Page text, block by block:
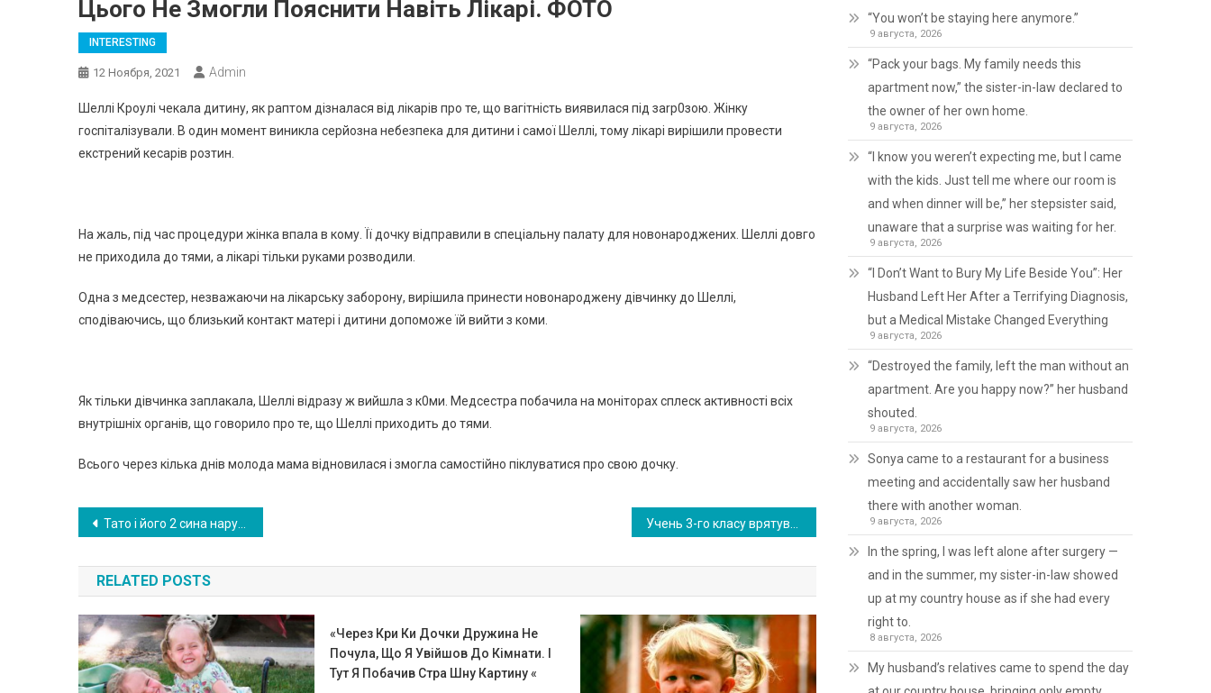
Цього Не Змогли Пояснити Навіть Лікарі. ФОТО
INTERESTING
12 Ноября, 2021 Admin
Шеллі Кроулі чекала дитину, як раптом дізналася від лікарів про те, що вагітність виявилася під заrр0зою. Жінку
госпіталізували. В один момент виникла серйозна небезпека для дитини і самої Шеллі, тому лікарі вирішили провести
екстрений кесарів розтин.
На жаль, під час процедури жінка впала в кому. Її дочку відправили в спеціальну палату для новонароджених. Шеллі довго
не приходила до тями, а лікарі тільки руками розводили.
Одна з медсестер, незважаючи на лікарську заборону, вирішила принести новонароджену дівчинку до Шеллі,
сподіваючись, що близький контакт матері і дитини допоможе їй вийти з коми.
Як тільки дівчинка заплакала, Шеллі відразу ж вийшла з к0ми. Медсестра побачила на моніторах сплеск активності всіх
внутрішніх органів, що говорило про те, що Шеллі приходить до тями.
Всього через кілька днів молода мама відновилася і змогла самостійно піклуватися про свою дочку.
Навигация
по
записям
Тато і його 2 сина нарубали 80 машин дров. І роздали їх тим, у кого немає грошей на опалення!
RELATED POSTS
«Через Кри Ки Дочки Дружина Не
Почула, Що Я Увійшов До Кімнати. І
Тут Я Побачив Стра Шну Картину «
“You won’t be staying here anymore.”
9 августа, 2026
“Pack your bags. My family needs this
apartment now,” the sister-in-law declared to
the owner of her own home.
9 августа, 2026
“I know you weren’t expecting me, but I came
with the kids. Just tell me where our room is
and when dinner will be,” her stepsister said,
unaware that a surprise was waiting for her.
9 августа, 2026
“I Don’t Want to Bury My Life Beside You”: Her
Husband Left Her After a Terrifying Diagnosis,
but a Medical Mistake Changed Everything
9 августа, 2026
“Destroyed the family, left the man without an
apartment. Are you happy now?” her husband
shouted.
9 августа, 2026
Sonya came to a restaurant for a business
meeting and accidentally saw her husband
there with another woman.
9 августа, 2026
In the spring, I was left alone after surgery —
and in the summer, my sister-in-law showed
up at my country house as if she had every
right to.
8 августа, 2026
My husband’s relatives came to spend the day